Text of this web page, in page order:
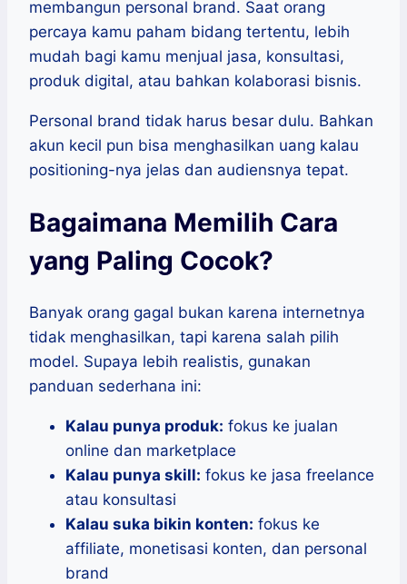
membangun personal brand. Saat orang
percaya kamu paham bidang tertentu, lebih
mudah bagi kamu menjual jasa, konsultasi,
produk digital, atau bahkan kolaborasi bisnis.
Personal brand tidak harus besar dulu. Bahkan
akun kecil pun bisa menghasilkan uang kalau
positioning-nya jelas dan audiensnya tepat.
Bagaimana Memilih Cara
yang Paling Cocok?
Banyak orang gagal bukan karena internetnya
tidak menghasilkan, tapi karena salah pilih
model. Supaya lebih realistis, gunakan
panduan sederhana ini:
Kalau punya produk: fokus ke jualan
online dan marketplace
Kalau punya skill: fokus ke jasa freelance
atau konsultasi
Kalau suka bikin konten: fokus ke
affiliate, monetisasi konten, dan personal
brand